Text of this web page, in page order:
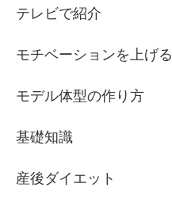
テレビで紹介
モチベーションを上げる
モデル体型の作り方
基礎知識
産後ダイエット